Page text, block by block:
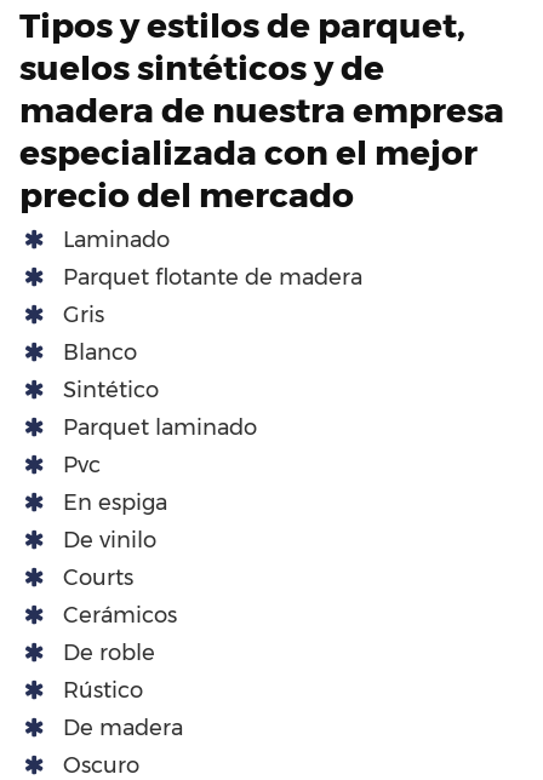
Tipos y estilos de parquet,
suelos sintéticos y de
madera de nuestra empresa
especializada con el mejor
precio del mercado
Laminado
Parquet flotante de madera
Gris
Blanco
Sintético
Parquet laminado
Pvc
En espiga
De vinilo
Courts
Cerámicos
De roble
Rústico
De madera
Oscuro